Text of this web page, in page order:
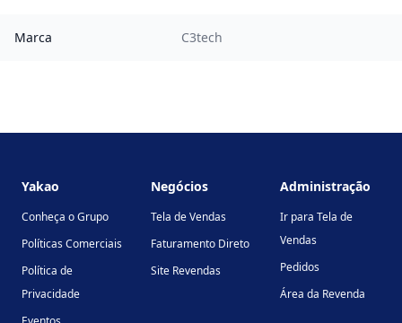
Marca C3tech
Yakao
Conheça o Grupo
Políticas Comerciais
Política de
Privacidade
Negócios
Tela de Vendas
Faturamento Direto
Site Revendas
Administração
Ir para Tela de
Vendas
Pedidos
Área da Revenda